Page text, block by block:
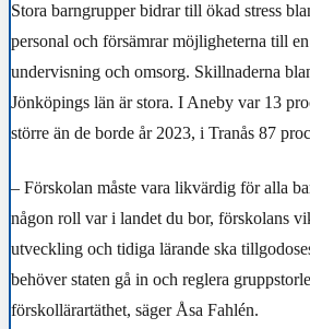
Stora barngrupper bidrar till ökad stress
personal och försämrar möjligheterna till
undervisning och omsorg. Skillnaderna
Jönköpings län är stora. I Aneby var 13
större än de borde år 2023, i Tranås 87
– Förskolan måste vara likvärdig för alla
någon roll var i landet du bor, förskolans
utveckling och tidiga lärande ska
behöver staten gå in och reglera
förskollärartäthet, säger Åsa Fahlén.